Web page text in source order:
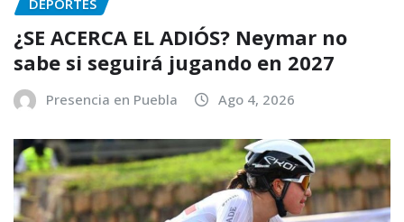
DEPORTES
¿SE ACERCA EL ADIÓS? Neymar no
sabe si seguirá jugando en 2027
Presencia en Puebla Ago 4, 2026